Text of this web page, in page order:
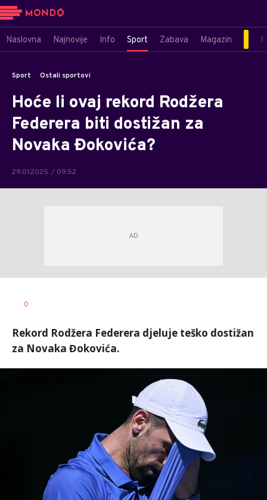
Naslovna Najnovije Info Sport Zabava Magazin
Sport Ostali sportovi
Hoće li ovaj rekord Rodžera
Federera biti dostižan za
Novaka Đokovića?
29.01.2025. / 09:52
AUTOR
0
Rekord Rodžera Federera djeluje teško dostižan
za Novaka Đokovića.